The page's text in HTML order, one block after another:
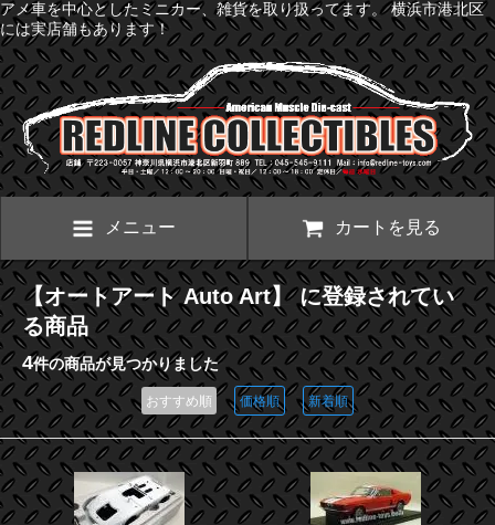
アメ車を中心としたミニカー、雑貨を取り扱ってます。 横浜市港北区
には実店舗もあります！
メニュー カートを見る
【オートアート Auto Art】 に登録されてい
る商品
4件の商品が見つかりました
おすすめ順 価格順 新着順